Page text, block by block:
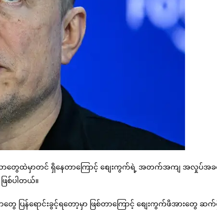
ရှယ်ယာတွေထဲမှာတင် ရှိနေတာကြောင့် စျေးကွက်ရဲ့ အတက်အကျ အလှုပ်အ
ြစ်ပါတယ်။
ြန်ရောင်းခွင့်ရတော့မှာ ဖြစ်တာကြောင့် စျေးကွက်ဖိအားတွေ ဆက်